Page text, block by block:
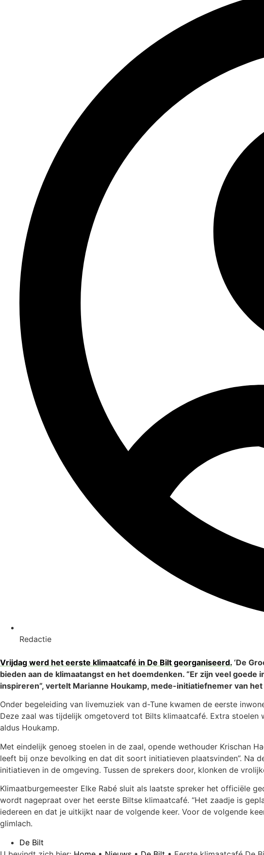
Redactie
Vrijdag werd het eerste klimaatcafé in De Bilt georganiseerd. ‘De
bieden aan de klimaatangst en het doemdenken. “Er zijn veel
inspireren”, vertelt Marianne Houkamp, mede-initiatiefnemer van
Onder begeleiding van livemuziek van d-Tune kwamen de eerste
Deze zaal was tijdelijk omgetoverd tot Bilts klimaatcafé. Extra stoelen
aldus Houkamp.
Met eindelijk genoeg stoelen in de zaal, opende wethouder Krischan
leeft bij onze bevolking en dat dit soort initiatieven plaatsvinden”. Na
initiatieven in de omgeving. Tussen de sprekers door, klonken de
Klimaatburgemeester Elke Rabé sluit als laatste spreker het officiële
wordt nagepraat over het eerste Biltse klimaatcafé. “Het zaadje is
iedereen en dat je uitkijkt naar de volgende keer. Voor de volgende
glimlach.
De Bilt